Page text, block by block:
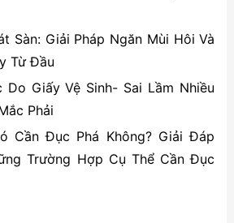
Sàn: Giải Pháp Ngăn Mùi Hôi Và
Từ Đầu
Do Giấy Vệ Sinh- Sai Lầm Nhiều
Phải
Cần Đục Phá Không? Giải Đáp
Trường Hợp Cụ Thể Cần Đục